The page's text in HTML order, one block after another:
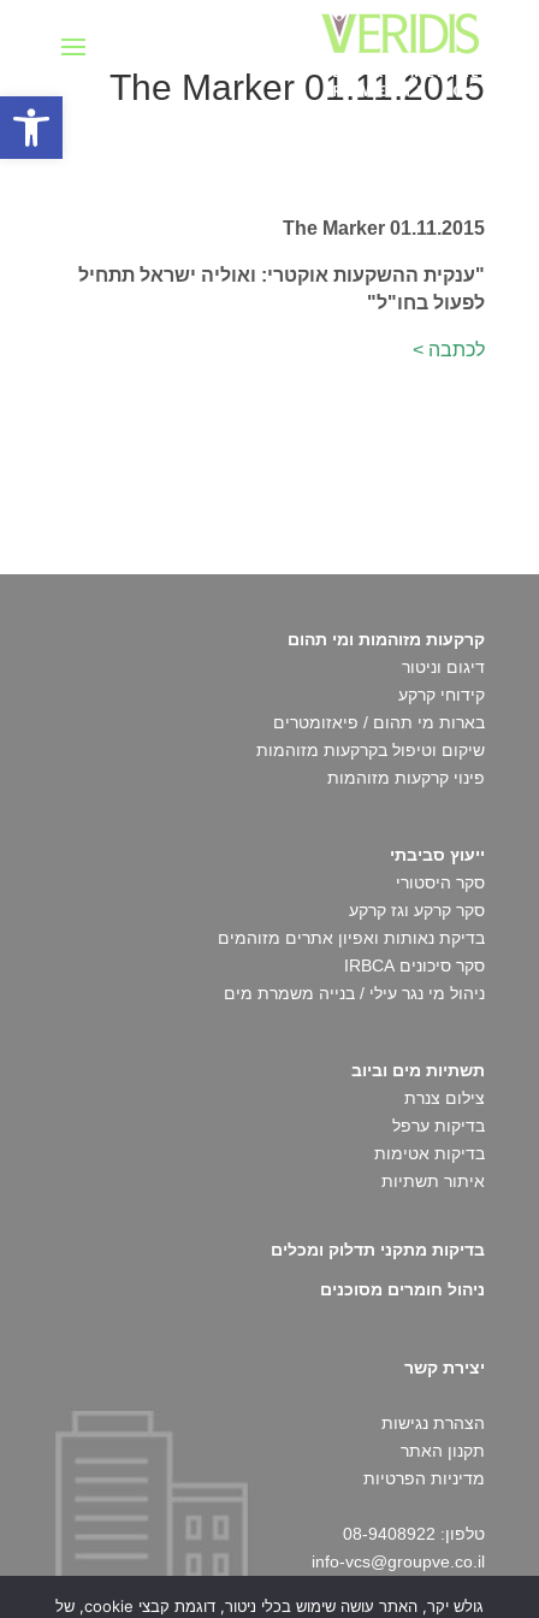
פתח The Marker 01.11.2015
The Marker 01.11.2015
"ענקית ההשקעות אוקטרי: ואוליה ישראל תתחיל
לפעול בחו"ל"
לכתבה >
קרקעות מזוהמות ומי תהום
דיגום וניטור
קידוחי קרקע
בארות מי תהום / פיאזומטרים
שיקום וטיפול בקרקעות מזוהמות
פינוי קרקעות מזוהמות
ייעוץ סביבתי
סקר היסטורי
סקר קרקע וגז קרקע
בדיקת נאותות ואפיון אתרים מזוהמים
סקר סיכונים IRBCA
ניהול מי נגר עילי / בנייה משמרת מים
תשתיות מים וביוב
צילום צנרת
בדיקות ערפל
בדיקות אטימות
איתור תשתיות
בדיקות מתקני תדלוק ומכלים
ניהול חומרים מסוכנים
יצירת קשר
הצהרת נגישות
תקנון האתר
מדיניות הפרטיות
טלפון: 08-9408922
info-vcs@groupve.co.il
גולש יקר, האתר עושה שימוש בכלי ניטור, דוגמת קבצי cookie, של